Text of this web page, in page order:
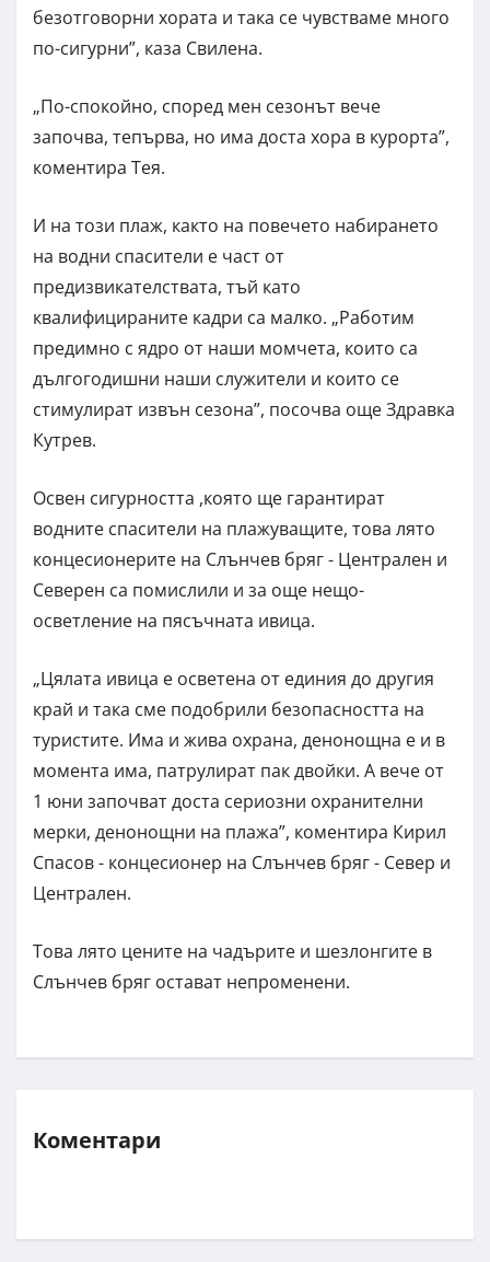
безотговорни хората и така се чувстваме много
по-сигурни”, каза Свилена.
„По-спокойно, според мен сезонът вече
започва, тепърва, но има доста хора в курорта”,
коментира Тея.
И на този плаж, както на повечето набирането
на водни спасители е част от
предизвикателствата, тъй като
квалифицираните кадри са малко. „Работим
предимно с ядро от наши момчета, които са
дългогодишни наши служители и които се
стимулират извън сезона”, посочва още Здравка
Кутрев.
Освен сигурността ,която ще гарантират
водните спасители на плажуващите, това лято
концесионерите на Слънчев бряг - Централен и
Северен са помислили и за още нещо-
осветление на пясъчната ивица.
„Цялата ивица е осветена от единия до другия
край и така сме подобрили безопасността на
туристите. Има и жива охрана, денонощна е и в
момента има, патрулират пак двойки. А вече от
1 юни започват доста сериозни охранителни
мерки, денонощни на плажа”, коментира Кирил
Спасов - концесионер на Слънчев бряг - Север и
Централен.
Това лято цените на чадърите и шезлонгите в
Слънчев бряг остават непроменени.
Коментари